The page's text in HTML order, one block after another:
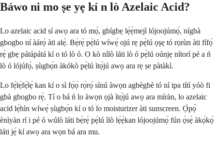
Báwo ni mo ṣe yẹ kí n lò Azelaic Acid?
Lo azelaic acid sí awọ ara tó mọ́, gbígbẹ lẹ́ẹ̀mejì lójoojúmọ́, nígbà
gbogbo ní àárọ̀ àti alẹ́. Bẹ̀rẹ̀ pẹ̀lú wíwẹ́ ojú rẹ pẹ̀lú ọṣẹ tó rọrùn àti fífọ́
rẹ̀ gbẹ pátápátá kí o tó lò ó. O kò nílò láti lò ó pẹ̀lú oúnjẹ nítorí pé a ń
lò ó lójúfọ́, ṣùgbọ́n àkókò pẹ̀lú ìtọ́jú awọ ara rẹ ṣe pàtàkì.
Lo fẹ́lẹ́fẹ́lẹ́ kan kí o sì fọ́ọ́ rọ́rọ́ sínú àwọn agbègbè tó ní ipa títí yóò fi
gbà gbogbo rẹ̀. Tí o bá ń lo àwọn ọjà ìtọ́jú awọ ara míràn, lo azelaic
acid lẹ́hìn wíwẹ́ ṣùgbọ́n kí o tó lo moisturizer àti sunscreen. Ọ̀pọ̀
ènìyàn rí i pé ó wúlò láti bẹ̀rẹ̀ pẹ̀lú ìlò lẹ́ẹ̀kan lójoojúmọ́ fún ọ̀sẹ̀ àkọ́kọ́
láti jẹ́ kí awọ ara wọn bá ara mu.